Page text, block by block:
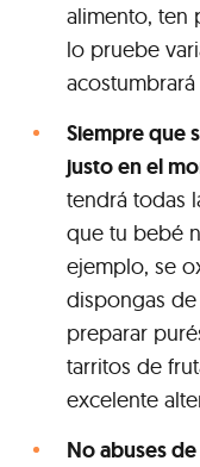
alimento, ten
lo pruebe
Siempre que
justo en el
tendrá todas
que tu bebé
ejemplo, se
dispongas
preparar
tarritos de
excelente
No abuses